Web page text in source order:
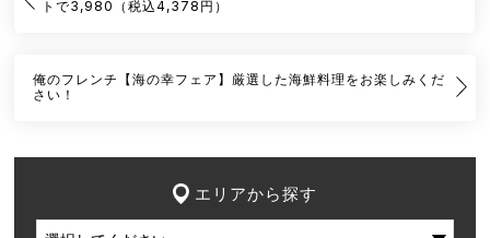
トで3,980（税込4,378円）
俺のフレンチ【海の幸フェア】厳選した海鮮料理をお楽しみくだ
さい！
エリアから探す